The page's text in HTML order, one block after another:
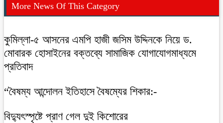
More News Of This Category
কুমিল্লা-৫ আসনের এমপি হাজী জসিম উদ্দিনকে নিয়ে ড.
মোবারক হোসাইনের বক্তব্যে সামাজিক যোগাযোগমাধ্যমে
প্রতিবাদ
“বৈষম্য আন্দোলন ইতিহাসে বৈষম্যের শিকার:-
বিদ্যুৎস্পৃষ্টে প্রাণ গেল দুই কিশোরের